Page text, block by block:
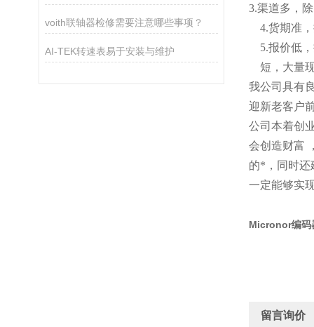
voith联轴器检修需要注意哪些事项？
AI-TEK转速表易于安装与维护
3.渠道多，
4.货期准
5.报价低
短 ， 大量
我公司具有
迎新老客户
公司本着创
会创造财富
的*，同时还
一定能够实
Micronor编码
留言询价